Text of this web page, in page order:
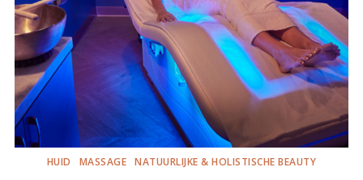
HUID MASSAGE NATUURLIJKE & HOLISTISCHE BEAUTY